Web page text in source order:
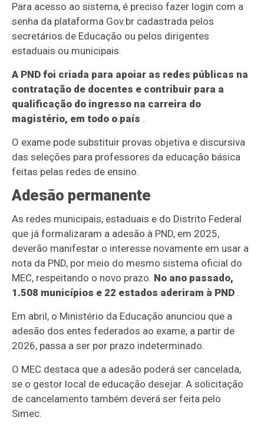
Para acesso ao sistema, é preciso fazer login com a
senha da plataforma Gov.br cadastrada pelos
secretários de Educação ou pelos dirigentes
estaduais ou municipais.
A PND foi criada para apoiar as redes públicas na
contratação de docentes e contribuir para a
qualificação do ingresso na carreira do
magistério, em todo o país .
O exame pode substituir provas objetiva e discursiva
das seleções para professores da educação básica
feitas pelas redes de ensino.
Adesão permanente
As redes municipais, estaduais e do Distrito Federal
que já formalizaram a adesão à PND, em 2025,
deverão manifestar o interesse novamente em usar a
nota da PND, por meio do mesmo sistema oficial do
MEC, respeitando o novo prazo. No ano passado,
1.508 municípios e 22 estados aderiram à PND .
Em abril, o Ministério da Educação anunciou que a
adesão dos entes federados ao exame, a partir de
2026, passa a ser por prazo indeterminado.
O MEC destaca que a adesão poderá ser cancelada,
se o gestor local de educação desejar. A solicitação
de cancelamento também deverá ser feita pelo
Simec.